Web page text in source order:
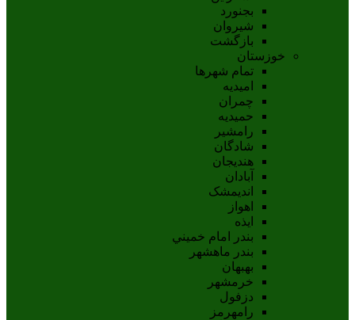
بجنورد
شيروان
بازگشت
خوزستان
تمام شهر‌ها
امیدیه
چمران
حمیدیه
رامشیر
شادگان
هندیجان
آبادان
انديمشک
اهواز
ايذه
بندر امام خميني
بندر ماهشهر
بهبهان
خرمشهر
دزفول
رامهرمز